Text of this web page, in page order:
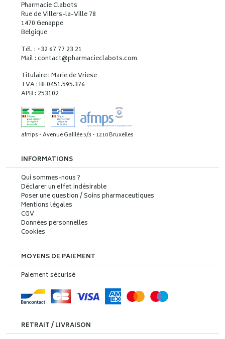
Pharmacie Clabots
Rue de Villers-la-Ville 78
1470 Genappe
Belgique
Tél. : +32 67 77 23 21
Mail : contact@pharmacieclabots.com
Titulaire : Marie de Vriese
TVA : BE0451.595.376
APB : 253102
afmps - Avenue Galilée 5/3 - 1210 Bruxelles
INFORMATIONS
Qui sommes-nous ?
Déclarer un effet indésirable
Poser une question / Soins pharmaceutiques
Mentions légales
CGV
Données personnelles
Cookies
MOYENS DE PAIEMENT
Paiement sécurisé
RETRAIT / LIVRAISON